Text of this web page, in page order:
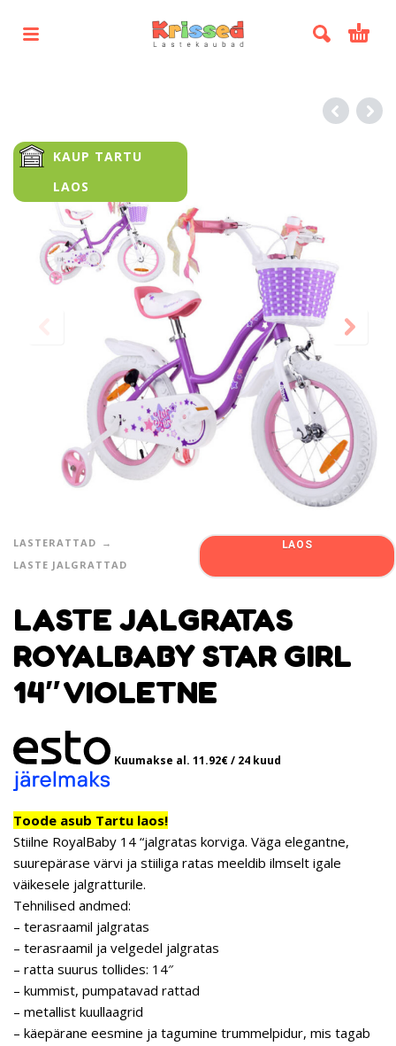
KAUP TARTU
LAOS
LASTERATTAD
LASTE JALGRATTAD
LAOS
LASTE JALGRATAS
ROYALBABY STAR GIRL
14″ VIOLETNE
Kuumakse al. 11.92€/ 24 kuud
Toode asub Tartu laos!
Stiilne RoyalBaby 14 “jalgratas korviga. Väga elegantne,
suurepärase värvi ja stiiliga ratas meeldib ilmselt igale
väikesele jalgratturile.
Tehnilised andmed:
– terasraamil jalgratas
– terasraamil ja velgedel jalgratas
– ratta suurus tollides: 14″
– kummist, pumpatavad rattad
– metallist kuullaagrid
– käepärane eesmine ja tagumine trummelpidur, mis tagab